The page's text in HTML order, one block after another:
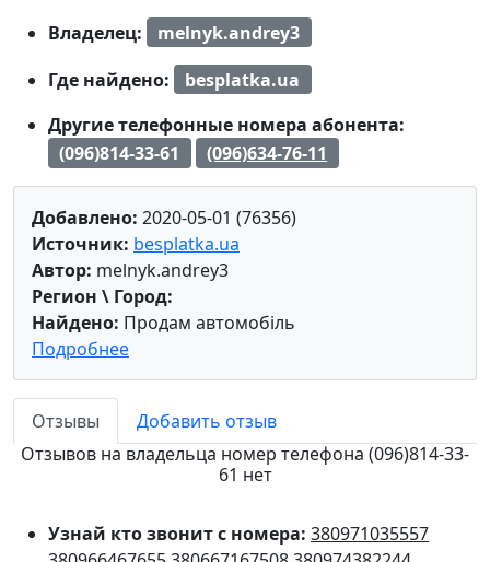
Владелец:
melnyk.andrey3
Где найдено:
besplatka.ua
Другие телефонные номера абонента:
(096)814-33-61
(096)634-76-11
Добавлено: 2020-05-01 (76356)
Источник: besplatka.ua
Автор: melnyk.andrey3
Регион \ Город:
Найдено: Продам автомобіль
Подробнее
Отзывы
Добавить отзыв
Отзывов на владельца номер телефона (096)814-33-
61 нет
Узнай кто звонит с номера: 380971035557